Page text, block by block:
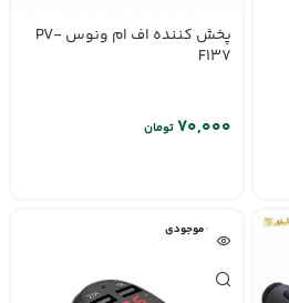
پخش کننده اف ام ونوس PV-
F137
تومان
اتمام موجودی